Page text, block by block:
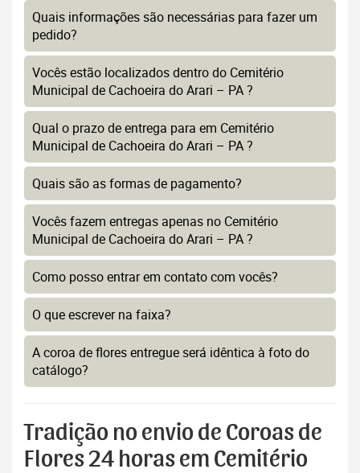
Quais informações são necessárias para fazer um
pedido?
Vocês estão localizados dentro do Cemitério
Municipal de Cachoeira do Arari – PA ?
Qual o prazo de entrega para em Cemitério
Municipal de Cachoeira do Arari – PA ?
Quais são as formas de pagamento?
Vocês fazem entregas apenas no Cemitério
Municipal de Cachoeira do Arari – PA ?
Como posso entrar em contato com vocês?
O que escrever na faixa?
A coroa de flores entregue será idêntica à foto do
catálogo?
Tradição no envio de Coroas de
Flores 24 horas em Cemitério